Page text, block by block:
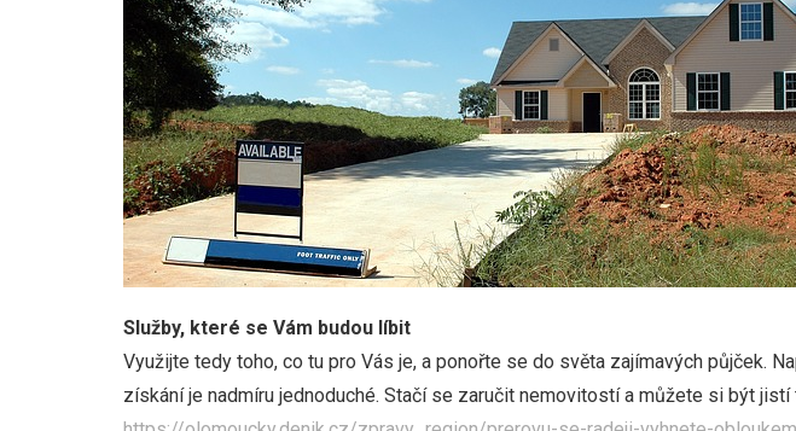
Služby, které se Vám budou líbit
Využijte tedy toho, co tu pro Vás je, a ponořte se do světa zajímavých půjček.
získání je nadmíru jednoduché. Stačí se zaručit nemovitostí a můžete si být